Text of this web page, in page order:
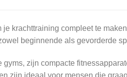
krachttraining compleet te
beginnende als gevorderde
zijn compacte
zijn ideaal voor mensen die